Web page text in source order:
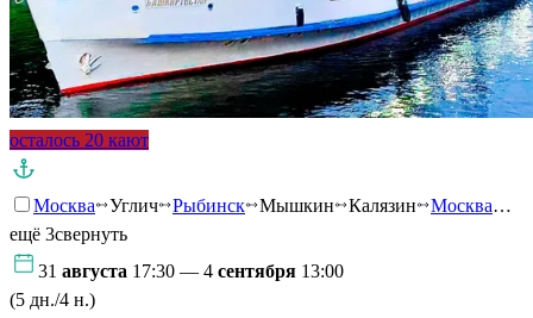
осталось 20 кают
Москва Углич Рыбинск Мышкин Калязин Москва…
ещё 3свернуть
31 августа 17:30 — 4 сентября 13:00
(5 дн./4 н.)